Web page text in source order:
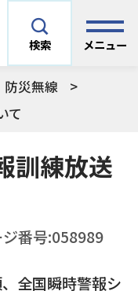
検索 メニュー
る
す
テンツ
防災無線
て
練放送
番号:058989
全国瞬時警報シ